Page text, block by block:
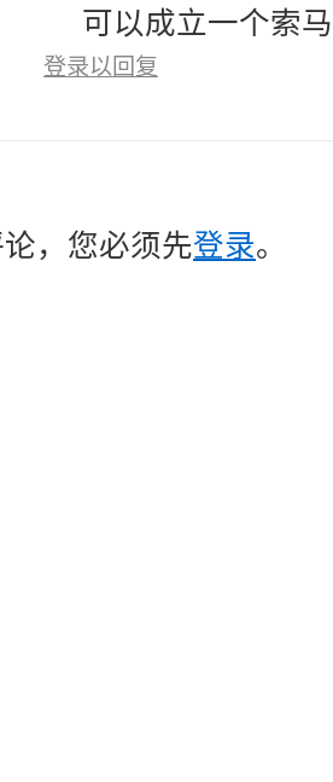
可以成立一个索
登录以回复
，您必须先登录。